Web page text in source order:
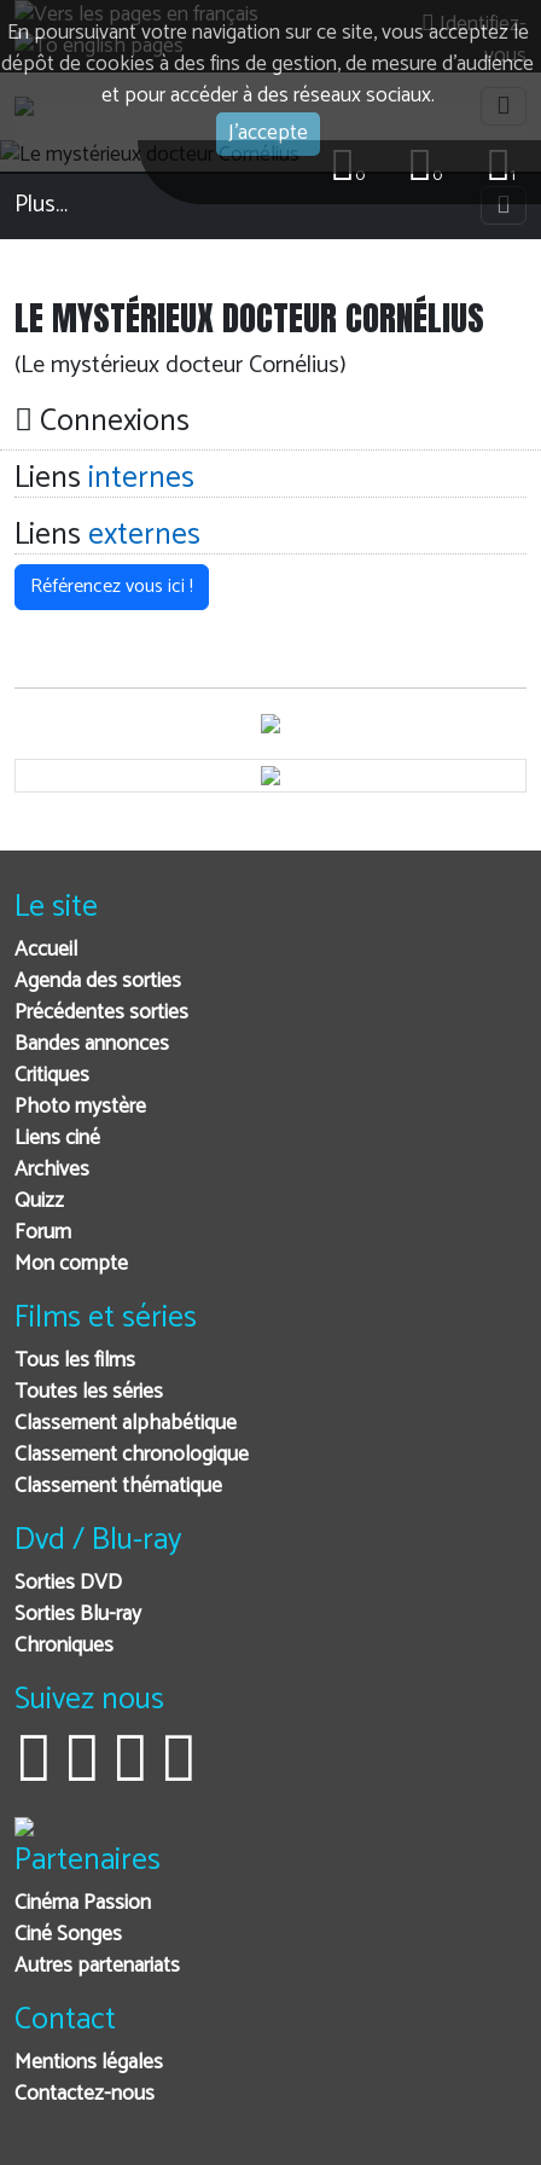
En poursuivant votre navigation sur ce site, vous acceptez le
dépôt de cookies à des fins de gestion, de mesure d’audience
et pour accéder à des réseaux sociaux.
J'accepte
Identifiez-
vous
1
0
0
Plus…
LE MYSTÉRIEUX DOCTEUR CORNÉLIUS
(Le mystérieux docteur Cornélius)
Connexions
Liensinternes
Liensexternes
Référencez vous ici !
Le site
Accueil
Agenda des sorties
Précédentes sorties
Bandes annonces
Critiques
Photo mystère
Liens ciné
Archives
Quizz
Forum
Mon compte
Films et séries
Tous les films
Toutes les séries
Classement alphabétique
Classement chronologique
Classement thématique
Dvd / Blu-ray
Sorties DVD
Sorties Blu-ray
Chroniques
Suivez nous
Partenaires
Cinéma Passion
Ciné Songes
Autres partenariats
Contact
Mentions légales
Contactez-nous